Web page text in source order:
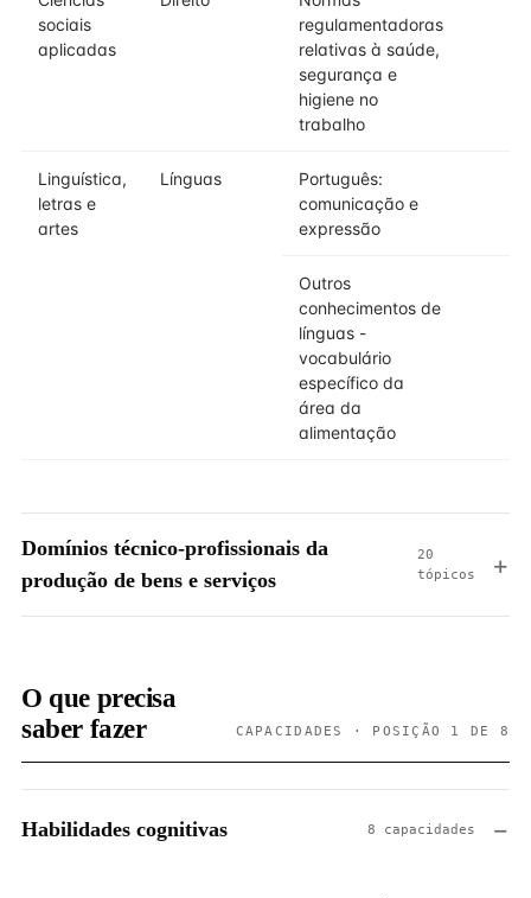
sociais
aplicadas
regulamentadoras
relativas à saúde,
segurança e
higiene no
trabalho
Linguística,
letras e
artes
Línguas
Português:
comunicação e
expressão
Outros
conhecimentos de
línguas -
vocabulário
específico da
área da
alimentação
Domínios técnico-profissionais da
produção de bens e serviços
20
tópicos
O que precisa
saber fazer
CAPACIDADES · POSIÇÃO 1 DE 8
Habilidades cognitivas 8 capacidades